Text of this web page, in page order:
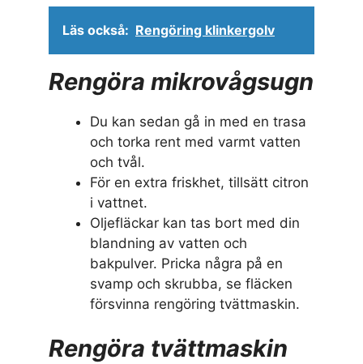
Läs också: Rengöring klinkergolv
Rengöra mikrovågsugn
Du kan sedan gå in med en trasa
och torka rent med varmt vatten
och tvål.
För en extra friskhet, tillsätt citron
i vattnet.
Oljefläckar kan tas bort med din
blandning av vatten och
bakpulver. Pricka några på en
svamp och skrubba, se fläcken
försvinna rengöring tvättmaskin.
Rengöra tvättmaskin